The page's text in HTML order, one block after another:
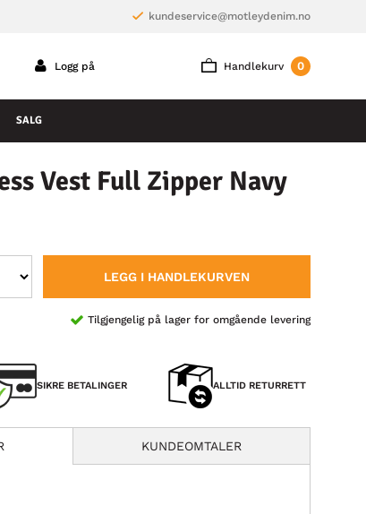
kundeservice@motleydenim.no
Handlekurv 0
Logg på
SALG
Vest Full Zipper Navy
LEGG I HANDLEKURVEN
Tilgjengelig på lager for omgående levering
SIKRE BETALINGER ALLTID RETURRETT
KUNDEOMTALER